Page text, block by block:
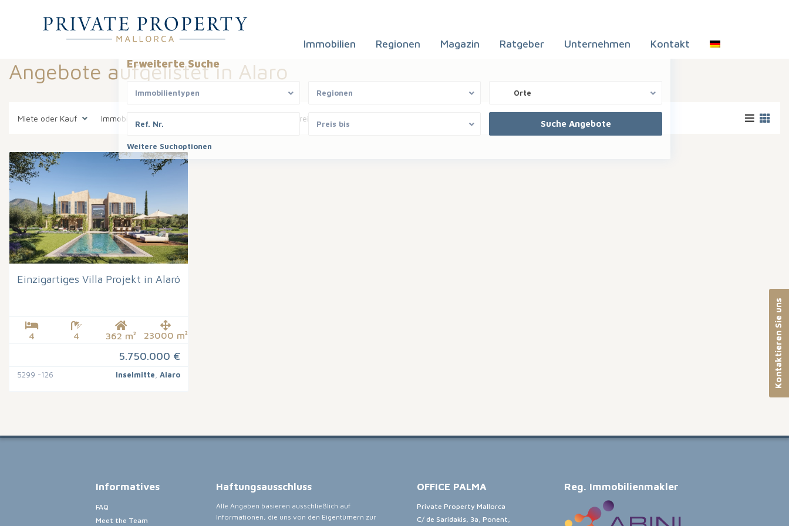
Immobilien Regionen Magazin Ratgeber Unternehmen
Kontakt
Erweiterte Suche
Immobilientypen Regionen Orte
Preis bis
Weitere Suchoptionen
Angebote aufgelistet in Alaro
Miete oder Kauf Immobilientypen Bereiche
Einzigartiges Villa Projekt in Alaró
4 4 362 m² 23000 m²
5.750.000 €
5299 -126 Inselmitte Alaro
Informatives
FAQ
Meet the Team
Haftungsausschluss
Alle Angaben basieren ausschließlich auf
Informationen, die uns von den Eigentümern zur
OFFICE PALMA
Private Property Mallorca
C/ de Saridakis, 3a, Ponent,
Reg. Immobilienmakler
Kontaktieren Sie uns